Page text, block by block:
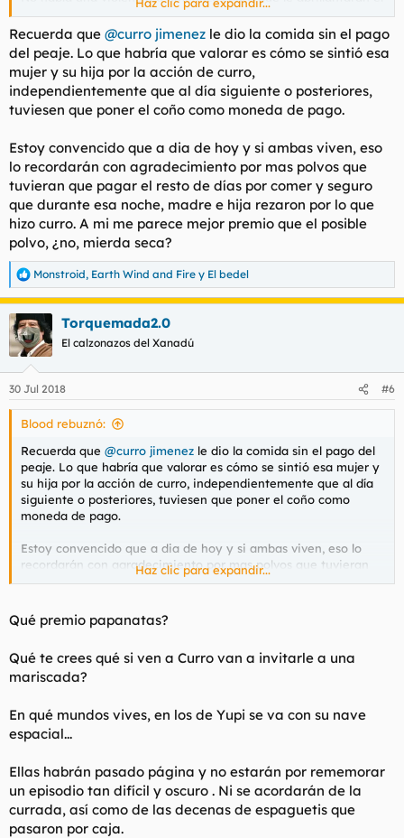
micropene a Currito.
Seguro que al día siguiente había un cazzo italiano horadando
sus agujeros por otra ración de comida. No sirvió de nada, sólo
para que la mano derecha de Curro siguiera activa y para
justificar la mentalidad de que se ha hecho bien bajo una
perspectiva judeocristiana.
Moraleja, en estos temas los italianos nos llevan siglos de
ventaja.
Recuerda que @curro jimenez le dio la comida sin el pago
del peaje. Lo que habría que valorar es cómo se sintió esa
mujer y su hija por la acción de curro,
independientemente que al día siguiente o posteriores,
tuviesen que poner el coño como moneda de pago.
Estoy convencido que a dia de hoy y si ambas viven, eso
lo recordarán con agradecimiento por mas polvos que
tuvieran que pagar el resto de días por comer y seguro
que durante esa noche, madre e hija rezaron por lo que
hizo curro. A mi me parece mejor premio que el posible
polvo, ¿no, mierda seca?
R
e
a
c
c
i
e
s
Monstroid, Earth Wind and Fire y El bedel
Torquemada2.0
El calzonazos del Xanadú
30 Jul 2018 #6
Blood rebuznó:
Recuerda que @curro jimenez le dio la comida sin el pago del
peaje. Lo que habría que valorar es cómo se sintió esa mujer y
su hija por la acción de curro, independientemente que al día
siguiente o posteriores, tuviesen que poner el coño como
moneda de pago.
Estoy convencido que a dia de hoy y si ambas viven, eso lo
recordarán con agradecimiento por mas polvos que tuvieran
que pagar el resto de días por comer y seguro que durante esa
parece mejor premio que el posible polvo, ¿no, mierda seca?
Haz clic para expandir...
Qué premio papanatas?
Qué te crees qué si ven a Curro van a invitarle a una
mariscada?
En qué mundos vives, en los de Yupi se va con su nave
espacial...
Ellas habrán pasado página y no estarán por rememorar
un episodio tan difícil y oscuro . Ni se acordarán de la
currada, así como de las decenas de espaguetis que
pasaron por caja.